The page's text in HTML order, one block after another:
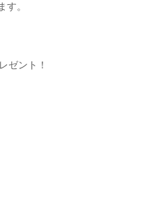
。
ゼント！